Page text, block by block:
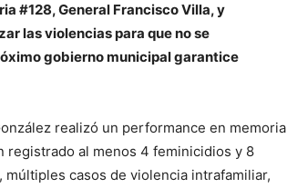
#128, General Francisco Villa, y
las violencias para que no se
gobierno municipal garantice
realizó un performance en memoria
registrado al menos 4 feminicidios y 8
casos de violencia intrafamiliar,